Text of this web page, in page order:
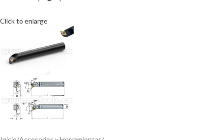
Click to enlarge